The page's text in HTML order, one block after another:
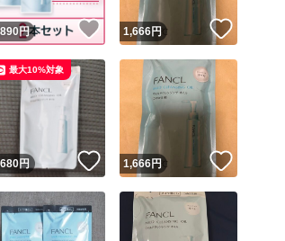
！円 いいね！
1,666円
！
円 いいね！
最大10%対象
1,666円